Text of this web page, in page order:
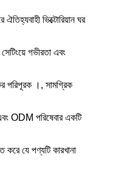
ভিক্টোরিয়ান ঘর
গভীরতা এবং
পরিপূরক ।, সামগ্রিক
ODM পরিষেবার একটি
করে যে পণ্যটি কারখানা